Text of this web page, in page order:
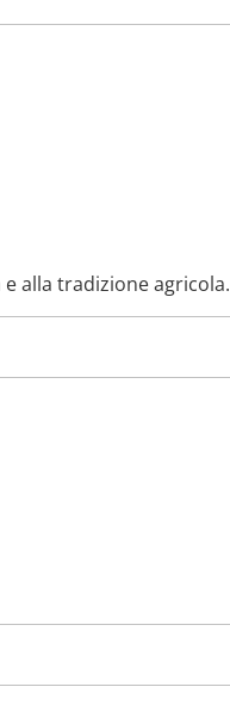
alla tradizione agricola.